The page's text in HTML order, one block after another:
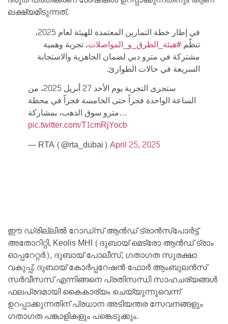
ലക്ഷ്യമിടുന്നത്.
في إطار خطة التمارين المعتمدة للهيئة لعام 2025،
تنظّم#هيئة_الطرق_و_المواصلات، تجربة وهمية
مشتركة في مترو دبي لضمان الجاهزية والاستجابة
السريعة في حالات الطوارئ.
ستجرى التجربة يوم الأحد 27 أبريل 2025، من
الساعة الواحدة فجراً حتى الخامسة فجراً في محطة
مترو سوق الذهب، بمشاركة…
pic.twitter.com/T1cmRjYocb
— RTA (@rta_dubai) April 25, 2025
ഈ ഡ്രില്ലിൽ റോഡ്‌സ് ആൻഡ് ട്രാൻസ്‌പോർട്ട്
അതോറിറ്റി, Keolis MHI (ദുബായ് മെട്രോ ആൻഡ് ട്രാം
ഓപ്പറേറ്റർ), ദുബായ് പോലീസ്, ഗതാഗത സുരക്ഷാ
വകുപ്പ്, ദുബായ് കോർപ്പറേഷൻ ഫോർ ആംബുലൻസ്
സർവീസസ് എന്നിങ്ങനെ പ്രതിസന്ധി സാഹചര്യങ്ങൾ
ഫലപ്രദമായി കൈകാര്യം ചെയ്യുന്നുവെന്ന്
ഉറപ്പാക്കുന്നതിന് പ്രധാന അടിയന്തര സേവനങ്ങളും
ഗതാഗത പങ്കാളികളും പങ്കെടുക്കും.